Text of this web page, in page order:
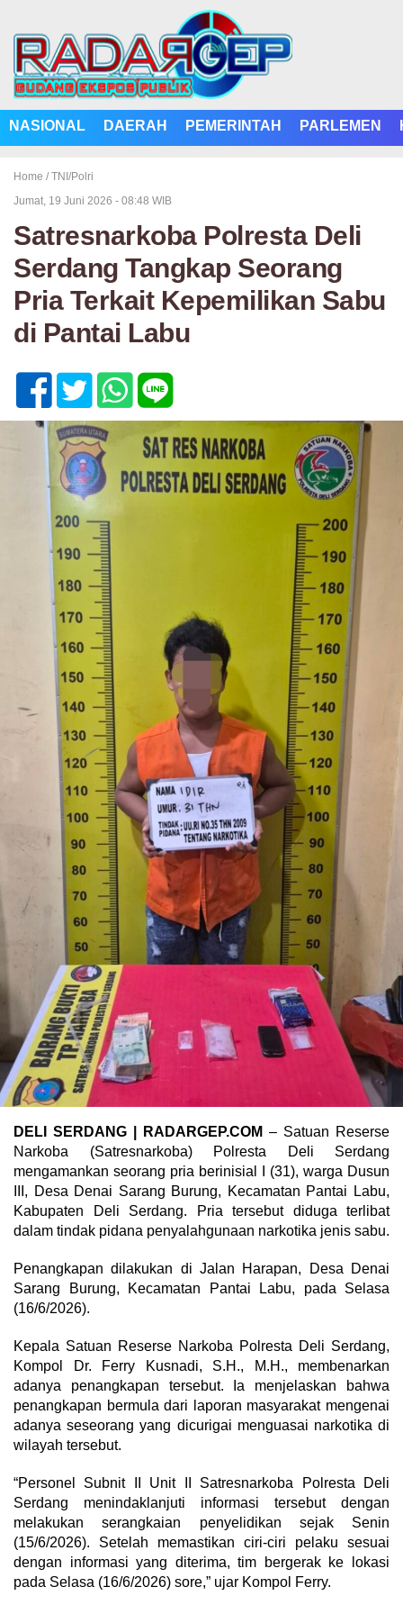
NASIONAL DAERAH PEMERINTAH PARLEMEN
Home / TNI/Polri
Jumat, 19 Juni 2026 - 08:48 WIB
Satresnarkoba Polresta Deli
Serdang Tangkap Seorang
Pria Terkait Kepemilikan Sabu
di Pantai Labu
DELI SERDANG | RADARGEP.COM – Satuan Reserse
Narkoba (Satresnarkoba) Polresta Deli Serdang
mengamankan seorang pria berinisial I (31), warga Dusun
III, Desa Denai Sarang Burung, Kecamatan Pantai Labu,
Kabupaten Deli Serdang. Pria tersebut diduga terlibat
dalam tindak pidana penyalahgunaan narkotika jenis sabu.
Penangkapan dilakukan di Jalan Harapan, Desa Denai
Sarang Burung, Kecamatan Pantai Labu, pada Selasa
(16/6/2026).
Kepala Satuan Reserse Narkoba Polresta Deli Serdang,
Kompol Dr. Ferry Kusnadi, S.H., M.H., membenarkan
adanya penangkapan tersebut. Ia menjelaskan bahwa
penangkapan bermula dari laporan masyarakat mengenai
adanya seseorang yang dicurigai menguasai narkotika di
wilayah tersebut.
“Personel Subnit II Unit II Satresnarkoba Polresta Deli
Serdang menindaklanjuti informasi tersebut dengan
melakukan serangkaian penyelidikan sejak Senin
(15/6/2026). Setelah memastikan ciri-ciri pelaku sesuai
dengan informasi yang diterima, tim bergerak ke lokasi
pada Selasa (16/6/2026) sore,” ujar Kompol Ferry.